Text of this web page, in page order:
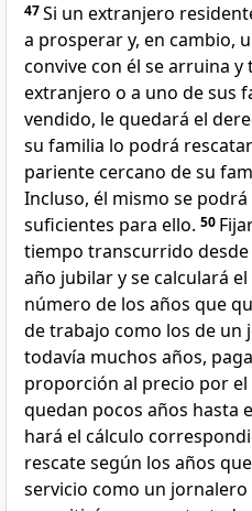
47Si un extranjero
a prosperar y, en cambio,
convive con él se arruina y
extranjero o a uno de sus
vendido, le quedará el
su familia lo podrá
pariente cercano de su
Incluso, él mismo se
suficientes para ello. 50
tiempo transcurrido desde
año jubilar y se calculará
número de los años que
de trabajo como los de un
todavía muchos años,
proporción al precio por el
quedan pocos años hasta
hará el cálculo
rescate según los años
servicio como un